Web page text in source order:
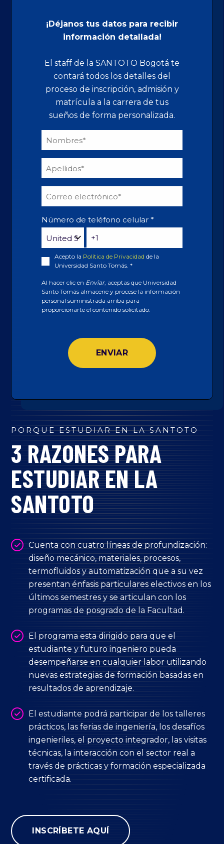
¡Déjanos tus datos para recibir
información detallada!
El staff de la SANTOTO Bogotá te
contará todos los detalles del
proceso de inscripción, admisión y
matrícula a la carrera de tus
sueños de forma personalizada.
Número de teléfono celular*
Acepto la Política de Privacidad de la
Universidad Santo Tomás.*
Al hacer clic en Enviar, aceptas que Universidad
Santo Tomás almacene y procese la información
personal suministrada arriba para
proporcionarte el contenido solicitado.
PORQUE ESTUDIAR EN LA SANTOTO
3 RAZONES PARA
ESTUDIAR EN LA
SANTOTO
Cuenta con cuatro líneas de profundización:
diseño mecánico, materiales, procesos,
termofluidos y automatización que a su vez
presentan énfasis particulares electivos en los
últimos semestres y se articulan con los
programas de posgrado de la Facultad.
El programa esta dirigido para que el
estudiante y futuro ingeniero pueda
desempeñarse en cualquier labor utilizando
nuevas estrategias de formación basadas en
resultados de aprendizaje.
El estudiante podrá participar de los talleres
prácticos, las ferias de ingeniería, los desafíos
ingenieriles, el proyecto integrador, las visitas
técnicas, la interacción con el sector real a
través de prácticas y formación especializada
certificada.
INSCRÍBETE AQUÍ